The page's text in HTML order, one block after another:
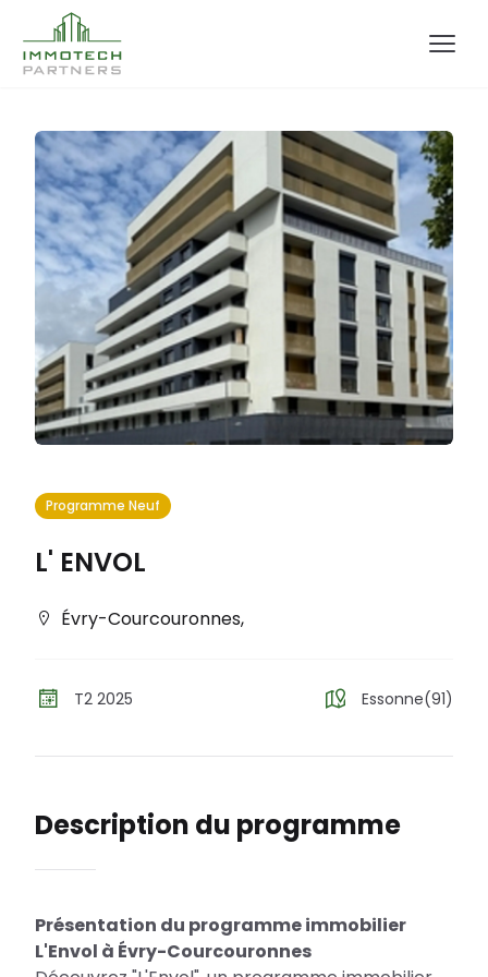
Programme Neuf
L' ENVOL
Évry-Courcouronnes,
T2 2025 Essonne(91)
Description du programme
Présentation du programme immobilier
L'Envol à Évry-Courcouronnes